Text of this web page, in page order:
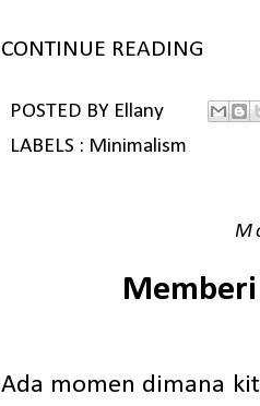
CONTINUE READING
POSTED BY Ellany
LABELS : Minimalism
Ada momen dimana